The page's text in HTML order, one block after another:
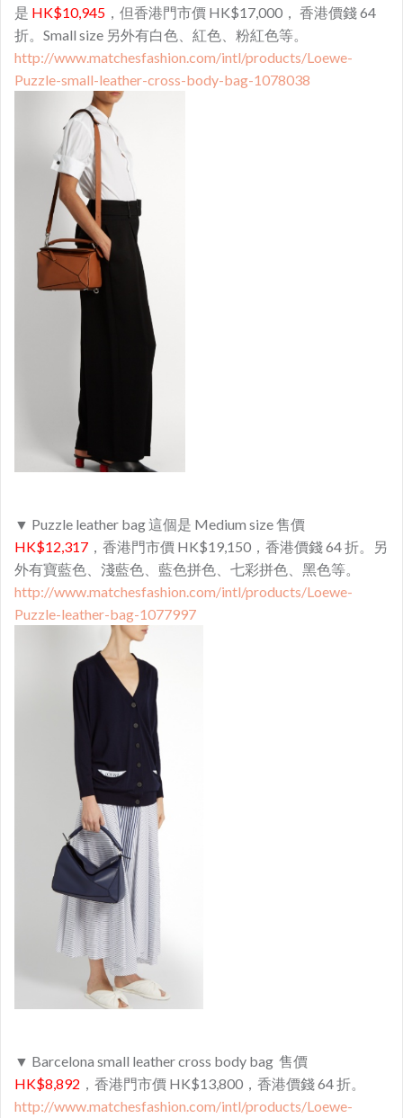
是 HK$10,945 ，但香港門市價 HK$17,000， 香港價錢 64
折。 Small size 另外有白色、紅色、粉紅色等。
http://www.matchesfashion.com/intl/products/Loewe-
Puzzle-small-leather-cross-body-bag-1078038
▼ Puzzle leather bag 這個是 Medium size 售價
HK$12,317 ，香港門市價 HK$19,150，香港價錢 64 折。另
外有寶藍色、淺藍色、藍色拼色、七彩拼色、黑色等。
http://www.matchesfashion.com/intl/products/Loewe-
Puzzle-leather-bag-1077997
▼ Barcelona small leather cross body bag 售價
HK$8,892 ，香港門市價 HK$13,800，香港價錢 64 折。
http://www.matchesfashion.com/intl/products/Loewe-